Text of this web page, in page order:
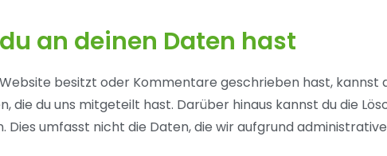
an deinen Daten hast
besitzt oder Kommentare geschrieben hast,
die du uns mitgeteilt hast. Darüber hinaus kannst du die
Dies umfasst nicht die Daten, die wir aufgrund